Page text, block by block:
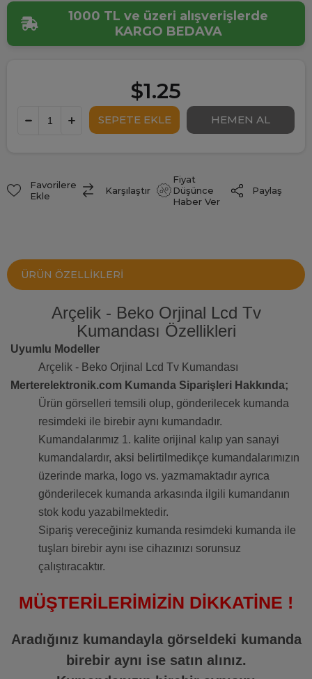
1000 TL ve üzeri alışverişlerde
KARGO BEDAVA
$1.25
Favorilere
Ekle
Karşılaştır
Fiyat
Düşünce
Haber Ver
Paylaş
ÜRÜN ÖZELLIKLERI
Arçelik - Beko Orjinal Lcd Tv
Kumandası Özellikleri
Uyumlu Modeller
Arçelik - Beko Orjinal Lcd Tv Kumandası
Merterelektronik.com Kumanda Siparişleri Hakkında;
Ürün görselleri temsili olup, gönderilecek kumanda
resimdeki ile birebir aynı kumandadır.
Kumandalarımız 1. kalite orijinal kalıp yan sanayi
kumandalardır, aksi belirtilmedikçe kumandalarımızın
üzerinde marka, logo vs. yazmamaktadır ayrıca
gönderilecek kumanda arkasında ilgili kumandanın
stok kodu yazabilmektedir.
Sipariş vereceğiniz kumanda resimdeki kumanda ile
tuşları birebir aynı ise cihazınızı sorunsuz
çalıştıracaktır.
MÜŞTERİLERİMİZİN DİKKATİNE !
Aradığınız kumandayla görseldeki kumanda
birebir aynı ise satın alınız.